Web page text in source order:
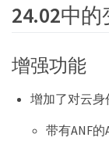
24.02中的
增强功能
增加了对云身
带有ANF